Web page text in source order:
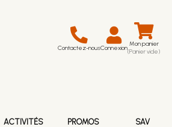
Contactez-nousConnexion Mon panier
(Panier vide)
ACTIVITÉS PROMOS SAV